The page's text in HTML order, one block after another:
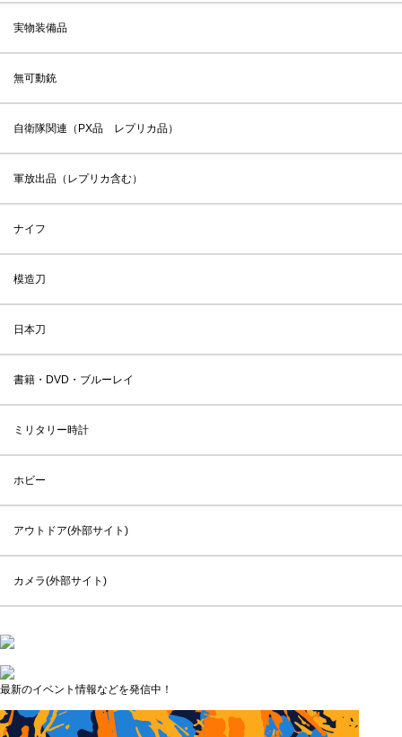
実物装備品
無可動銃
自衛隊関連（PX品 レプリカ品）
軍放出品（レプリカ含む）
ナイフ
模造刀
日本刀
書籍・DVD・ブルーレイ
ミリタリー時計
ホビー
アウトドア(外部サイト)
カメラ(外部サイト)
最新のイベント情報などを発信中！